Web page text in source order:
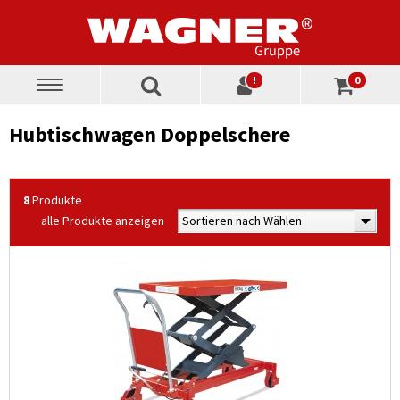
Toggle
! 0
Hubtischwagen Doppelschere
8Produkte
Sortieren nach Wählen
alle Produkte anzeigen